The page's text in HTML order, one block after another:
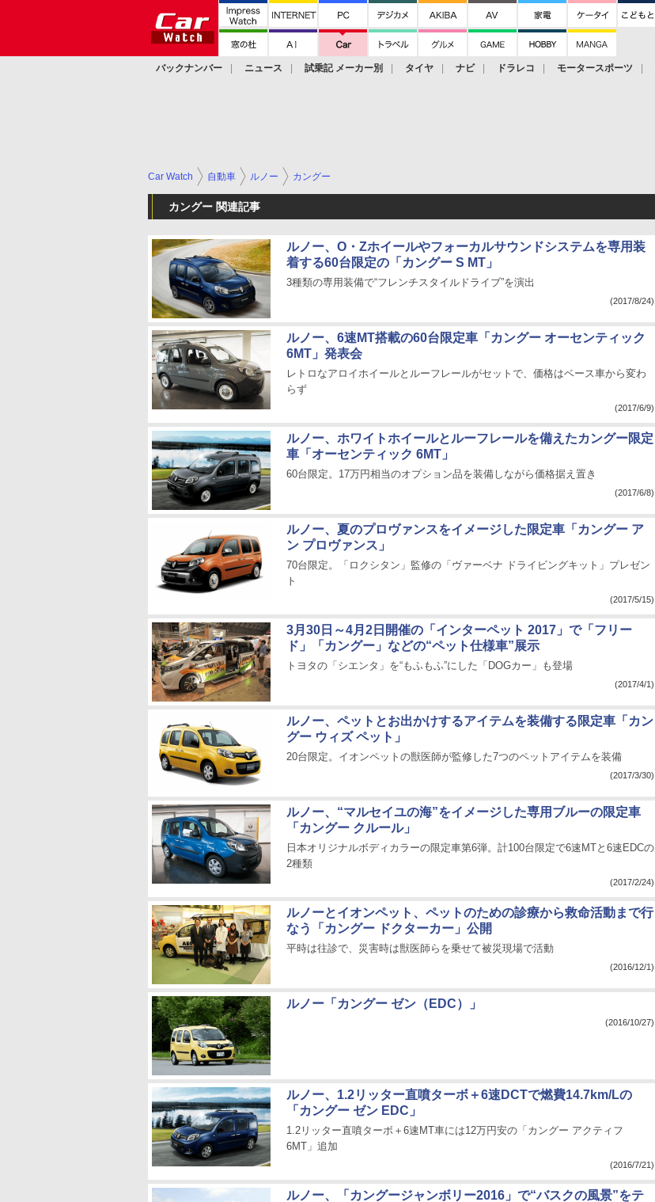
バックナンバー ニュース 試乗記 メーカー別 タイヤ ナビ ドラレコ モータースポーツ
Car Watch 自動車 ルノー カングー
カングー 関連記事
ルノー、O・Zホイールやフォーカルサウンドシステムを専用装
着する60台限定の「カングー S MT」
3種類の専用装備で“フレンチスタイルドライブ”を演出
(2017/8/24)
ルノー、6速MT搭載の60台限定車「カングー オーセンティック
6MT」発表会
レトロなアロイホイールとルーフレールがセットで、価格はベース車から変わ
らず
(2017/6/9)
ルノー、ホワイトホイールとルーフレールを備えたカングー限定
車「オーセンティック 6MT」
60台限定。17万円相当のオプション品を装備しながら価格据え置き
(2017/6/8)
ルノー、夏のプロヴァンスをイメージした限定車「カングー ア
ン プロヴァンス」
70台限定。「ロクシタン」監修の「ヴァーベナ ドライビングキット」プレゼン
ト
(2017/5/15)
3月30日～4月2日開催の「インターペット 2017」で「フリー
ド」「カングー」などの“ペット仕様車”展示
トヨタの「シエンタ」を“もふもふ”にした「DOGカー」も登場
(2017/4/1)
ルノー、ペットとお出かけするアイテムを装備する限定車「カン
グー ウィズ ペット」
20台限定。イオンペットの獣医師が監修した7つのペットアイテムを装備
(2017/3/30)
ルノー、“マルセイユの海”をイメージした専用ブルーの限定車
「カングー クルール」
日本オリジナルボディカラーの限定車第6弾。計100台限定で6速MTと6速EDCの
2種類
(2017/2/24)
ルノーとイオンペット、ペットのための診療から救命活動まで行
なう「カングー ドクターカー」公開
平時は往診で、災害時は獣医師らを乗せて被災現場で活動
(2016/12/1)
ルノー「カングー ゼン（EDC）」
(2016/10/27)
ルノー、1.2リッター直噴ターボ＋6速DCTで燃費14.7km/Lの
「カングー ゼン EDC」
1.2リッター直噴ターボ＋6速MT車には12万円安の「カングー アクティフ
6MT」追加
(2016/7/21)
ルノー、「カングージャンボリー2016」で“バスクの風景”をテ